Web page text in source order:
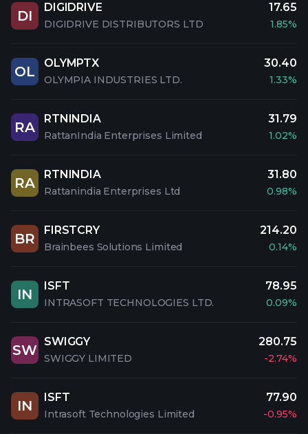
DI
DIGIDRIVE
DIGIDRIVE DISTRIBUTORS LTD
17.65
1.85%
OL
OLYMPTX
OLYMPIA INDUSTRIES LTD.
30.40
1.33%
RA
RTNINDIA
RattanIndia Enterprises Limited
31.79
1.02%
RA
RTNINDIA
Rattanindia Enterprises Ltd
31.80
0.98%
BR
FIRSTCRY
Brainbees Solutions Limited
214.20
0.14%
IN
ISFT
INTRASOFT TECHNOLOGIES LTD.
78.95
0.09%
SW
SWIGGY
SWIGGY LIMITED
280.75
-2.74%
IN
ISFT
Intrasoft Technologies Limited
77.90
-0.95%